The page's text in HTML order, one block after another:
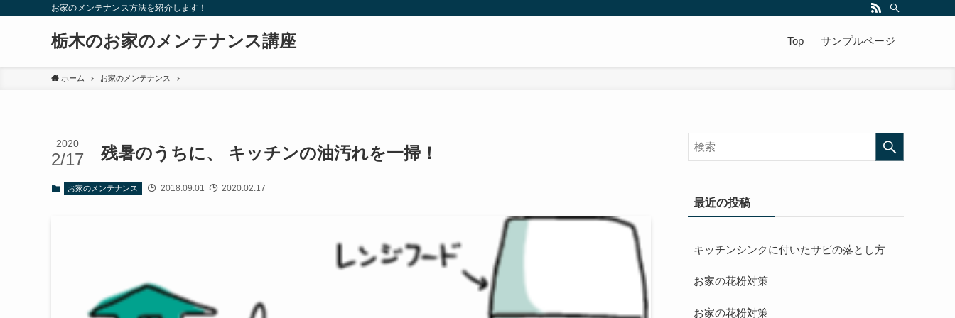
お家のメンテナンス方法を紹介します！
栃木のお家のメンテナンス講座 Top サンプルページ
ホーム お家のメンテナンス
残暑のうちに、 キッチンの油汚れを一掃！
2020
2/17
お家のメンテナンス 2018.09.01 2020.02.17
最近の投稿
キッチンシンクに付いたサビの落とし方
お家の花粉対策
お家の花粉対策